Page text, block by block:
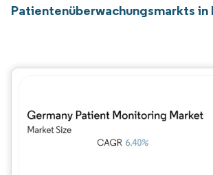
Patientenüberwachungsmarkts in